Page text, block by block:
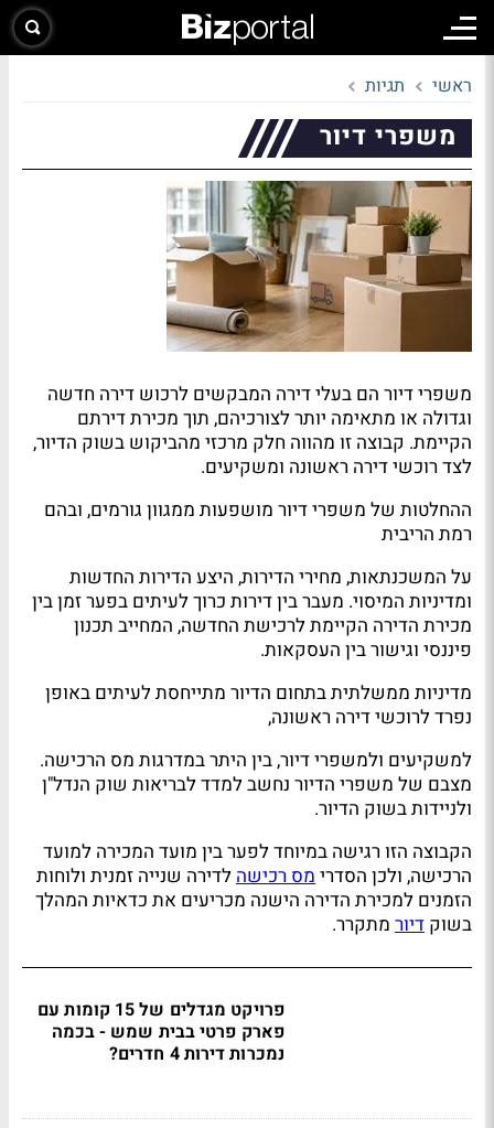
ראשי תגיות
משפרי דיור
משפרי דיור הם בעלי דירה המבקשים לרכוש דירה חדשה
וגדולה או מתאימה יותר לצורכיהם, תוך מכירת דירתם
הקיימת. קבוצה זו מהווה חלק מרכזי מהביקוש בשוק הדיור,
לצד רוכשי דירה ראשונה ומשקיעים.
ההחלטות של משפרי דיור מושפעות ממגוון גורמים, ובהם
רמת הריבית
על המשכנתאות, מחירי הדירות, היצע הדירות החדשות
ומדיניות המיסוי. מעבר בין דירות כרוך לעיתים בפער זמן בין
מכירת הדירה הקיימת לרכישת החדשה, המחייב תכנון
פיננסי וגישור בין העסקאות.
מדיניות ממשלתית בתחום הדיור מתייחסת לעיתים באופן
נפרד לרוכשי דירה ראשונה,
למשקיעים ולמשפרי דיור, בין היתר במדרגות מס הרכישה.
מצבם של משפרי הדיור נחשב למדד לבריאות שוק הנדל"ן
ולניידות בשוק הדיור.
הקבוצה הזו רגישה במיוחד לפער בין מועד המכירה למועד
הרכישה, ולכן הסדרימס רכישהלדירה שנייה זמנית ולוחות
הזמנים למכירת הדירה הישנה מכריעים את כדאיות המהלך
בשוק דיור מתקרר.
פרויקט מגדלים של 15 קומות עם
פארק פרטי בבית שמש - בכמה
נמכרות דירות 4 חדרים?